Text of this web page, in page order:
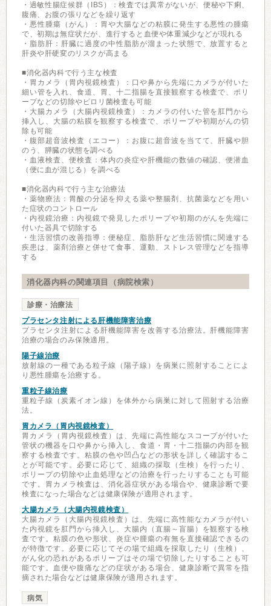
・過敏性腸症候群（IBS）：検査では異常がないが、便秘や下痢、
腹痛、お腹の張りなどを繰り返す
・悪性腫瘍（がん）：胃や大腸などの粘膜に発生する悪性の腫瘍
で、初期は無症状だが、進行すると血便や体重減少などが現れる
・脂肪肝：肝臓に過度の中性脂肪が溜まった状態で、放置すると
肝炎や肝硬変のリスクが高まる
■消化器内科で行う主な検査
・胃カメラ（胃内視鏡検査）：口や鼻から先端にカメラが付いた
細い管を入れ、食道、胃、十二指腸を直接観察する検査で、ポリ
ープなどの切除やピロリ菌検査も可能
・大腸カメラ（大腸内視鏡検査）：カメラの付いた管を肛門から
挿入し、大腸の粘膜を観察する検査で、ポリープや初期がんの切
除も可能
・腹部超音波検査（エコー）：お腹に超音波を当てて、肝臓や胆
のう、膵臓の状態を調べる
・血液検査、便検査：体内の炎症や肝機能の数値の確認、便潜血
（便に血が混じる）を調べる
■消化器内科で行う主な治療法
・薬物療法：胃酸の分泌を抑える薬や整腸剤、抗菌薬などを用い
た症状のコントロール
・内視鏡治療：内視鏡で発見したポリープや初期のがんを先端に
付いた器具で切除する
・生活習慣の改善指導：便秘症、脂肪肝など生活習慣に関連する
疾患は、薬剤治療と併せて食事、運動、ストレス管理などを指導
する
消化器内科の関連項目（病院検索）
診療・治療法
プラセンタ注射による肝機能障害治療
プラセンタ注射による肝機能障害を改善する治療法。肝機能障害
治療の場合のみ保険適用。
陽子線治療
放射線の一種である粒子線（陽子線）を病巣に照射することによ
り悪性腫瘍を治療する。
重粒子線治療
重粒子線（炭素イオン線）を体外から病巣に対して照射する治療
法。
胃カメラ（胃内視鏡検査）
胃カメラ（胃内視鏡検査）は、先端に高性能なスコープが付いた
管状の機器を口や鼻から挿入し、食道・胃・十二指腸の内部を観
察する検査です。粘膜の色や凹凸などの形状を詳しく確認するこ
とが可能です。必要に応じて、組織の採取（生検）を行ったり、
ポリープの切除や止血処理などの治療を行ったりすることも可能
です。胃カメラ検査は、消化器症状がある場合や、健康診断で要
検査になった場合などは健康保険が適用されます。
大腸カメラ（大腸内視鏡検査）
大腸カメラ（大腸内視鏡検査）は、先端に高性能なカメラが付い
た内視鏡を肛門から挿入し、大腸内（直腸～盲腸）を観察する検
査です。粘膜の色や形状、炎症や腫瘍の有無を直接確認できるの
が特徴です。必要に応じてその場で組織を採取したり（生検）、
がん化の恐れがあるポリープはその場で切除したりすることも可
能です。血便や腹痛などの症状がある場合、健康診断で異常を指
摘された場合などは健康保険が適用されます。
病気